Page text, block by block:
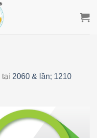
tại 2060 & lần; 1210